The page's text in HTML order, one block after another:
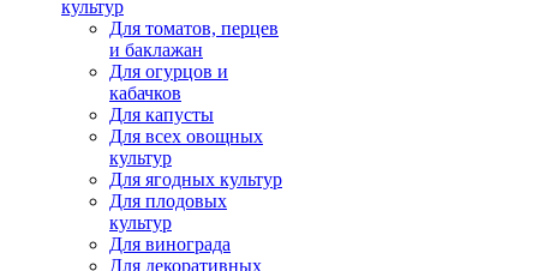
культур
Для томатов, перцев
и баклажан
Для огурцов и
кабачков
Для капусты
Для всех овощных
культур
Для ягодных культур
Для плодовых
культур
Для винограда
Для декоративных